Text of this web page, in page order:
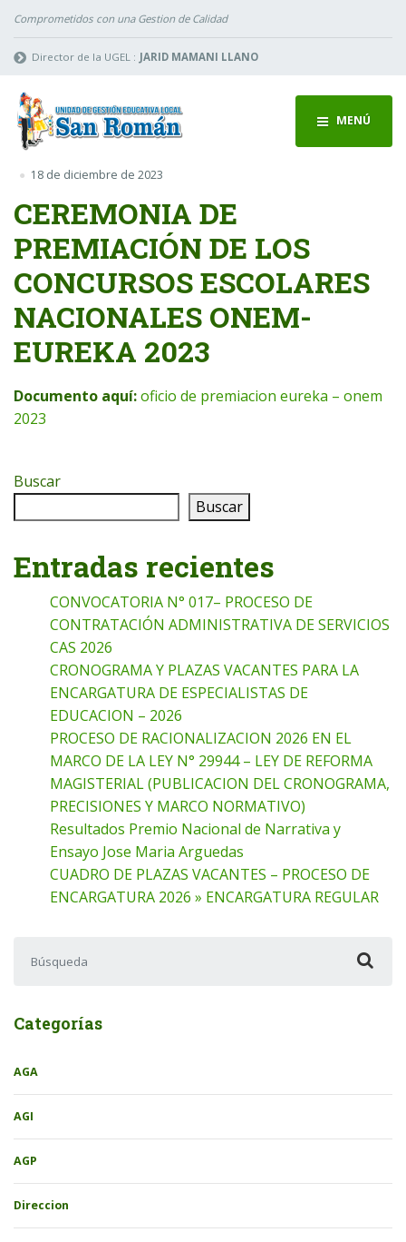
Comprometidos con una Gestion de Calidad
Director de la UGEL : JARID MAMANI LLANO
MENÚ
18 de diciembre de 2023
CEREMONIA DE
PREMIACIÓN DE LOS
CONCURSOS ESCOLARES
NACIONALES ONEM-
EUREKA 2023
Documento aquí:oficio de premiacion eureka – onem
2023
Buscar
Buscar
Entradas recientes
CONVOCATORIA N° 017– PROCESO DE
CONTRATACIÓN ADMINISTRATIVA DE SERVICIOS
CAS 2026
CRONOGRAMA Y PLAZAS VACANTES PARA LA
ENCARGATURA DE ESPECIALISTAS DE
EDUCACION – 2026
PROCESO DE RACIONALIZACION 2026 EN EL
MARCO DE LA LEY N° 29944 – LEY DE REFORMA
MAGISTERIAL (PUBLICACION DEL CRONOGRAMA,
PRECISIONES Y MARCO NORMATIVO)
Resultados Premio Nacional de Narrativa y
Ensayo Jose Maria Arguedas
CUADRO DE PLAZAS VACANTES – PROCESO DE
ENCARGATURA 2026 » ENCARGATURA REGULAR
Categorías
AGA
AGI
AGP
Direccion